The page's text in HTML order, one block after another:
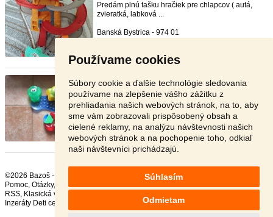
Používame cookies
Súbory cookie a ďalšie technológie sledovania
používame na zlepšenie vášho zážitku z
prehliadania našich webových stránok, na to, aby
sme vám zobrazovali prispôsobený obsah a
cielené reklamy, na analýzu návštevnosti našich
webových stránok a na pochopenie toho, odkiaľ
naši návštevníci prichádzajú.
Súhlasím
Odmietam
Predám plnú tašku hračiek pre chlapcov ( autá,
zvieratká, labková ...
Banská Bystrica - 974 01
Predám týchto neskutočných kamarátov do vody.
Výborné hračky, vho ...
Bratislava - 851 01
12 €
©2026 Bazoš -
Pomoc, Otázky, Hodnotenie
RSS,
Inzeráty Deti celkom:
, za 24 hodín:1870